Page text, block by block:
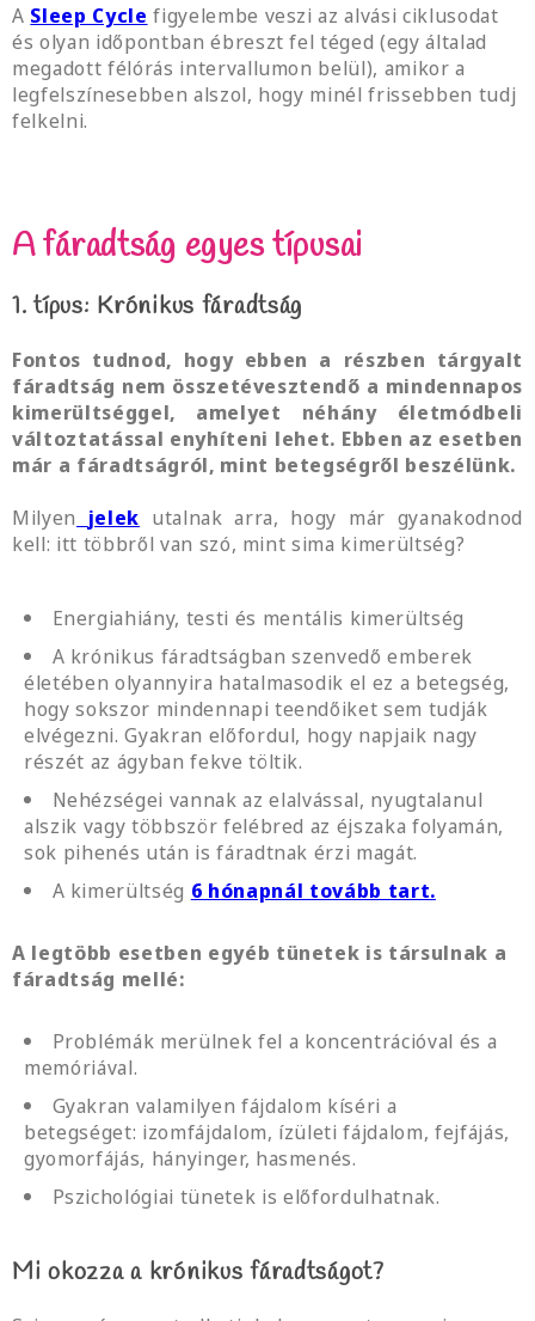
A Sleep Cycle figyelembe veszi az alvási ciklusodat
és olyan időpontban ébreszt fel téged (egy általad
megadott félórás intervallumon belül), amikor a
legfelszínesebben alszol, hogy minél frissebben tudj
felkelni.
A fáradtság egyes típusai
1. típus: Krónikus fáradtság
Fontos tudnod, hogy ebben a részben tárgyalt
fáradtság nem összetévesztendő a mindennapos
kimerültséggel, amelyet néhány életmódbeli
változtatással enyhíteni lehet. Ebben az esetben
már a fáradtságról, mint betegségről beszélünk.
Milyen jelek utalnak arra, hogy már gyanakodnod
kell: itt többről van szó, mint sima kimerültség?
Energiahiány, testi és mentális kimerültség
A krónikus fáradtságban szenvedő emberek
életében olyannyira hatalmasodik el ez a betegség,
hogy sokszor mindennapi teendőiket sem tudják
elvégezni. Gyakran előfordul, hogy napjaik nagy
részét az ágyban fekve töltik.
Nehézségei vannak az elalvással, nyugtalanul
alszik vagy többször felébred az éjszaka folyamán,
sok pihenés után is fáradtnak érzi magát.
A kimerültség 6 hónapnál tovább tart.
A legtöbb esetben egyéb tünetek is társulnak a
fáradtság mellé:
Problémák merülnek fel a koncentrációval és a
memóriával.
Gyakran valamilyen fájdalom kíséri a
betegséget: izomfájdalom, ízületi fájdalom, fejfájás,
gyomorfájás, hányinger, hasmenés.
Pszichológiai tünetek is előfordulhatnak.
Mi okozza a krónikus fáradtságot?